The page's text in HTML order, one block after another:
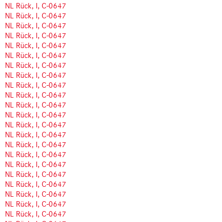
NL Rück, I, C-0647
NL Rück, I, C-0647
NL Rück, I, C-0647
NL Rück, I, C-0647
NL Rück, I, C-0647
NL Rück, I, C-0647
NL Rück, I, C-0647
NL Rück, I, C-0647
NL Rück, I, C-0647
NL Rück, I, C-0647
NL Rück, I, C-0647
NL Rück, I, C-0647
NL Rück, I, C-0647
NL Rück, I, C-0647
NL Rück, I, C-0647
NL Rück, I, C-0647
NL Rück, I, C-0647
NL Rück, I, C-0647
NL Rück, I, C-0647
NL Rück, I, C-0647
NL Rück, I, C-0647
NL Rück, I, C-0647